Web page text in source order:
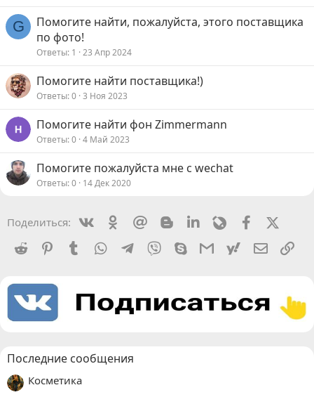
G
Помогите найти, пожалуйста, этого поставщика
по фото!
Ответы 1 23 Апр 2024
Помогите найти поставщика!)
Ответы 0 3 Ноя 2023
Помогите найти фон Zimmermann
Ответы 0 4 Май 2023
Помогите пожалуйста мне с wechat
Ответы 0 14 Дек 2020
Поделиться: VkontakteOdnoklassniki
Mail.ru BloggerLinkedinLivejournalFacebook
Reddit
PinterestTumblr WhatsAppTelegram
Viber SkypeGmailyahoomail
Последние сообщения
Косметика